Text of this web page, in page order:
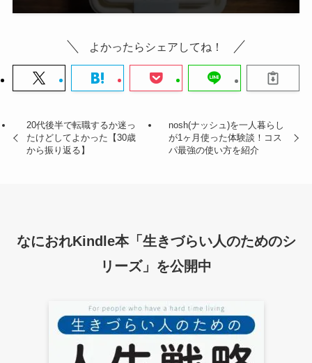
よかったらシェアしてね！
20代後半で転職するか迷っ
たけどしてよかった【30歳
から振り返る】
nosh(ナッシュ)を一人暮らし
が1ヶ月使った体験談！コス
パ最強の使い方を紹介
なにおれKindle本「生きづらい人のためのシ
リーズ」を公開中